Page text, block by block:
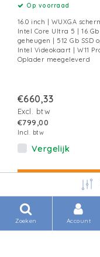
Op voorraad
16.0 inch | WUXGA
Intel Core Ultra 5 | 16 Gb
geheugen | 512 Gb SSD
Intel Videokaart | W11 Pro
Oplader meegeleverd
€660,33
Excl. btw
€799,00
Incl. btw
Vergelijk
Zoeken Account